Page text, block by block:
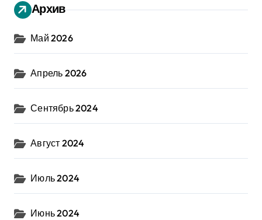
Архив
Май 2026
Апрель 2026
Сентябрь 2024
Август 2024
Июль 2024
Июнь 2024